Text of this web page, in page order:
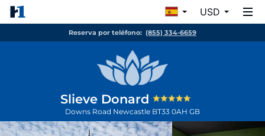
USD
Reserva por teléfono: (855) 334-6659
Slieve Donard
Downs Road Newcastle BT33 0AH GB